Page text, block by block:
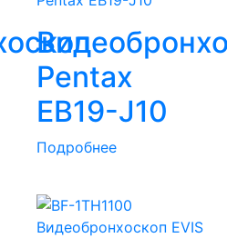
Pentax
EB19-J10
Подробнее